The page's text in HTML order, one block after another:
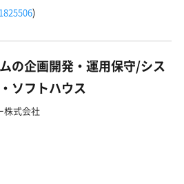
)
の企画開発・運用保守/シス
ソフトハウス
株式会社